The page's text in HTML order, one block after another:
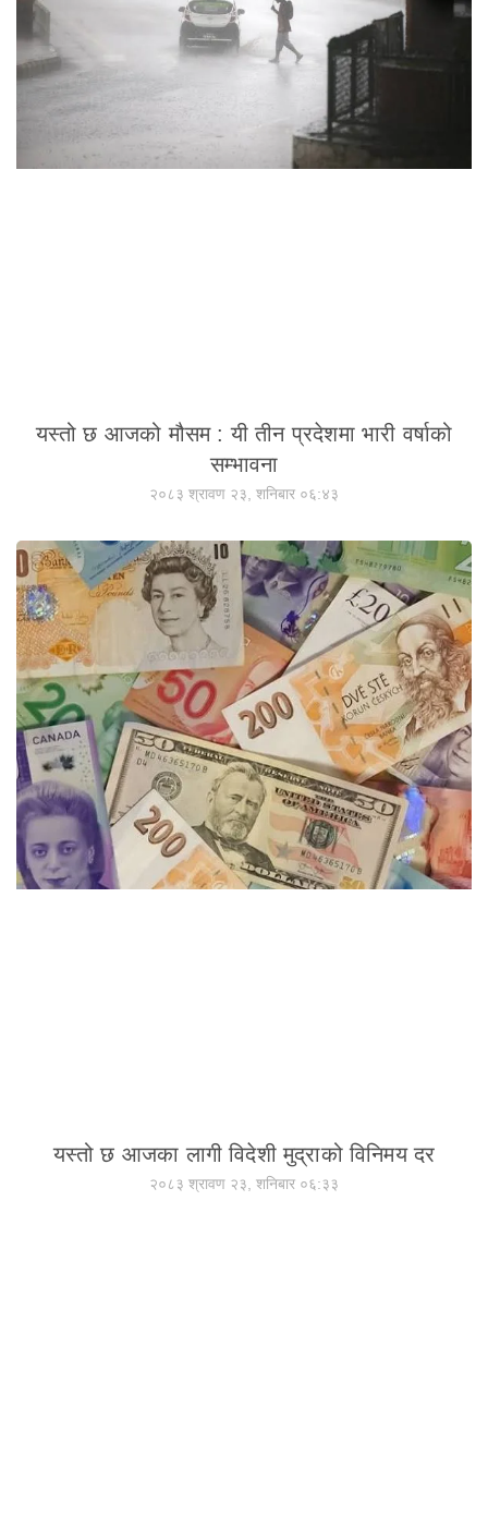
यस्तो छ आजको मौसम : यी तीन प्रदेशमा भारी वर्षाको
सम्भावना
२०८३ श्रावण २३, शनिबार ०६:४३
यस्तो छ आजका लागी विदेशी मुद्राको विनिमय दर
२०८३ श्रावण २३, शनिबार ०६:३३